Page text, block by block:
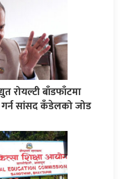
रोयल्टी बाँडफाँटमा
सांसद कँडेलको जोड